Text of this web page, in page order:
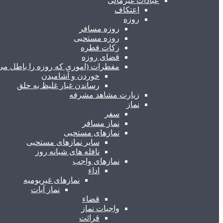
اعتکاف
روزه
روزه مسافر
روزه مستحبی
زکات فطره
قضای روزه
مفطرات (اموری که روزه را باطل
خوردن و آشامیدن
رساندن غبار غلیظ به حلق
زیارت مشاهد مشرفه
نماز
سفر
نماز مسافر
نمازهای مستحبی
سایر نمازهای مستحبی
نافله های شبانه روز
نمازهای واجب
اداء
نمازهای غیریومیه
نماز آیات
قضاء
واجبات نماز
قرائت